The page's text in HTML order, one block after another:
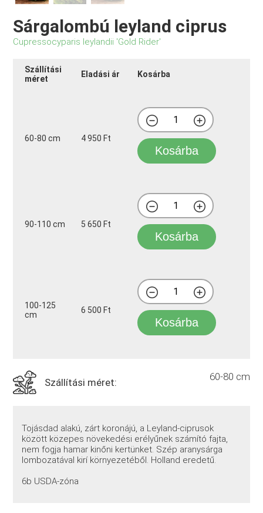
Sárgalombú leyland ciprus
Cupressocyparis leylandii 'Gold Rider'
Szállítási
méret
Eladási ár Kosárba
60-80 cm 4 950 Ft
Kosárba
90-110 cm 5 650 Ft
Kosárba
100-125
cm
6 500 Ft
Kosárba
Szállítási méret: 60-80 cm
Tojásdad alakú, zárt koronájú, a Leyland-ciprusok
között közepes növekedési erélyűnek számító fajta,
nem fogja hamar kinőni kertünket. Szép aranysárga
lombozatával kirí környezetéből. Holland eredetű.
6b USDA-zóna